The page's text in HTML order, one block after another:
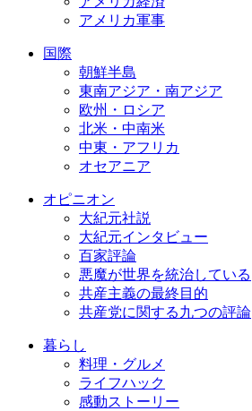
アメリカ軍事
国際
朝鮮半島
東南アジア・南アジア
欧州・ロシア
北米・中南米
中東・アフリカ
オセアニア
オピニオン
大紀元社説
大紀元インタビュー
百家評論
悪魔が世界を統治している
共産主義の最終目的
共産党に関する九つの評論
暮らし
料理・グルメ
ライフハック
感動ストーリー